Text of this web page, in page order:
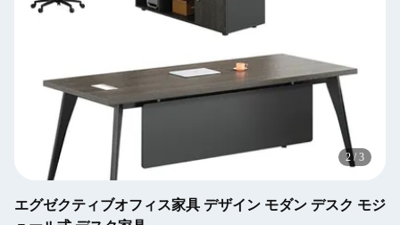
2/ 3
エグゼクティブオフィス家具 デザイン モダン デスク モジ